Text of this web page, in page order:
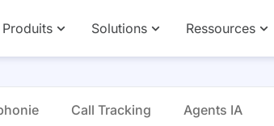
Produits Solutions Ressources
Call Tracking Agents IA